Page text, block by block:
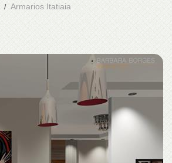
Armarios Itatiaia